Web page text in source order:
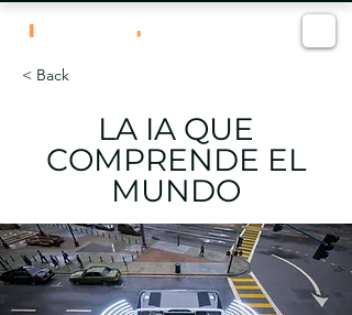
< Back
LA IA QUE
COMPRENDE EL
MUNDO